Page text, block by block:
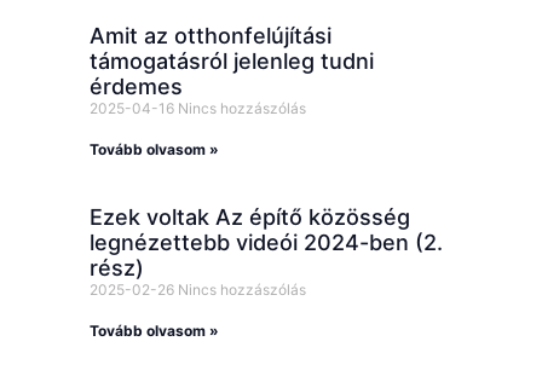
Amit az otthonfelújítási
támogatásról jelenleg tudni
érdemes
2025-04-16 Nincs hozzászólás
Tovább olvasom »
Ezek voltak Az építő közösség
legnézettebb videói 2024-ben (2.
rész)
2025-02-26 Nincs hozzászólás
Tovább olvasom »